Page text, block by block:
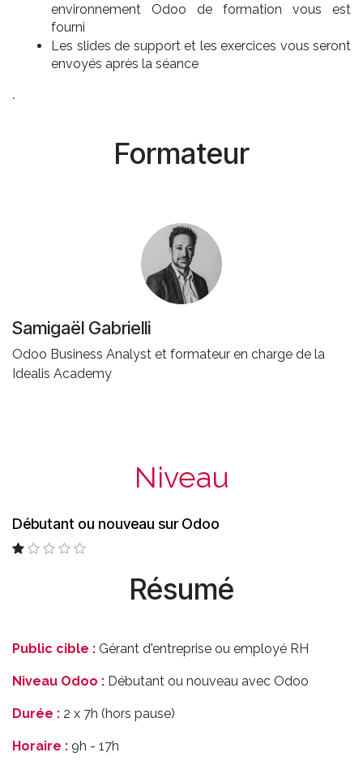
environnement Odoo de formation vous est
fourni
Les slides de support et les exercices vous seront
envoyés après la séance
.
Formateur
Samigaël Gabrielli
Odoo Business Analyst et formateur en charge de la
Idealis Academy
Niveau
Débutant ou nouveau sur Odoo
Résumé
Public cible : Gérant d'entreprise ou employé RH
Niveau Odoo : Débutant ou nouveau avec Odoo
Durée : 2 x 7h (hors pause)
Horaire : 9h - 17h